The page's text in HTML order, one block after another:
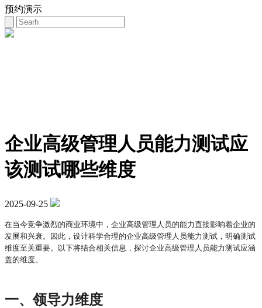
预约演示
企业高级管理人员能力测试应
该测试哪些维度
2025-09-25
在当今竞争激烈的商业环境中，企业高级管理人员的能力直接影响着企业的
发展和兴衰。因此，设计科学合理的企业高级管理人员能力测试，明确测试
维度至关重要。以下将结合相关信息，探讨企业高级管理人员能力测试应涵
盖的维度。
一、领导力维度